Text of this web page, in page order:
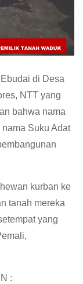
di Desa
NTT yang
bahwa nama
Suku Adat
kurban ke
tanah mereka
yang
: